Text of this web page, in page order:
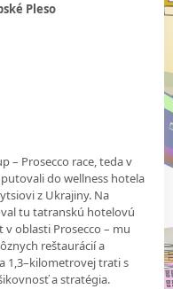
Pleso
– Prosecco race, teda v
do wellness hotela
z Ukrajiny. Na
tu tatranskú hotelovú
oblasti Prosecco – mu
reštaurácií a
1,3–kilometrovej trati s
a stratégia.